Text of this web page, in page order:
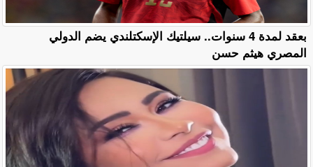
بعقد لمدة 4 سنوات.. سيلتيك الإسكتلندي يضم الدولي
المصري هيثم حسن